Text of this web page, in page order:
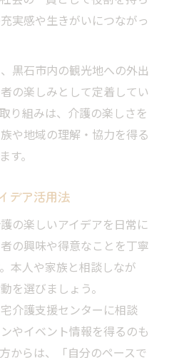
実感や生きがいにつながっ
黒石市内の観光地への外出
の楽しみとして定着してい
り組みは、介護の楽しさを
や地域の理解・協力を得る
す。
デア活用法
の楽しいアイデアを日常に
の興味や得意なことを丁寧
本人や家族と相談しなが
を選びましょう。
介護支援センターに相談
やイベント情報を得るのも
からは、「自分のペースで